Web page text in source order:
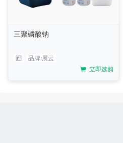
三聚磷酸钠
品牌:展云
立即选购